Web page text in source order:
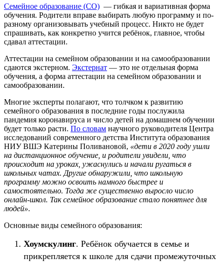
Семейное образование (СО) — гибкая и вариативная форма
обучения. Родители вправе выбирать любую программу и по-
разному организовывать учебный процесс. Никто не будет
спрашивать, как конкретно учится ребёнок, главное, чтобы
сдавал аттестации.
Аттестации на семейном образовании и на самообразовании
сдаются экстерном. Экстернат — это не отдельная форма
обучения, а форма аттестации на семейном образовании и
самообразовании.
Многие эксперты полагают, что толчком к развитию
семейного образования в последние годы послужила
пандемия коронавируса и число детей на домашнем обучении
будет только расти. По словам научного руководителя Центра
исследований современного детства Института образования
НИУ ВШЭ Катерины Поливановой, «дети в 2020 году ушли
на дистанционное обучение, и родители увидели, что
происходит на уроках, ужаснулись и начали ругаться в
школьных чатах. Другие обнаружили, что школьную
программу можно освоить намного быстрее и
самостоятельно. Тогда же существенно выросло число
онлайн-школ. Так семейное образование стало понятнее для
людей».
Основные виды семейного образования:
Хоумскулинг. Ребёнок обучается в семье и
прикрепляется к школе для сдачи промежуточных